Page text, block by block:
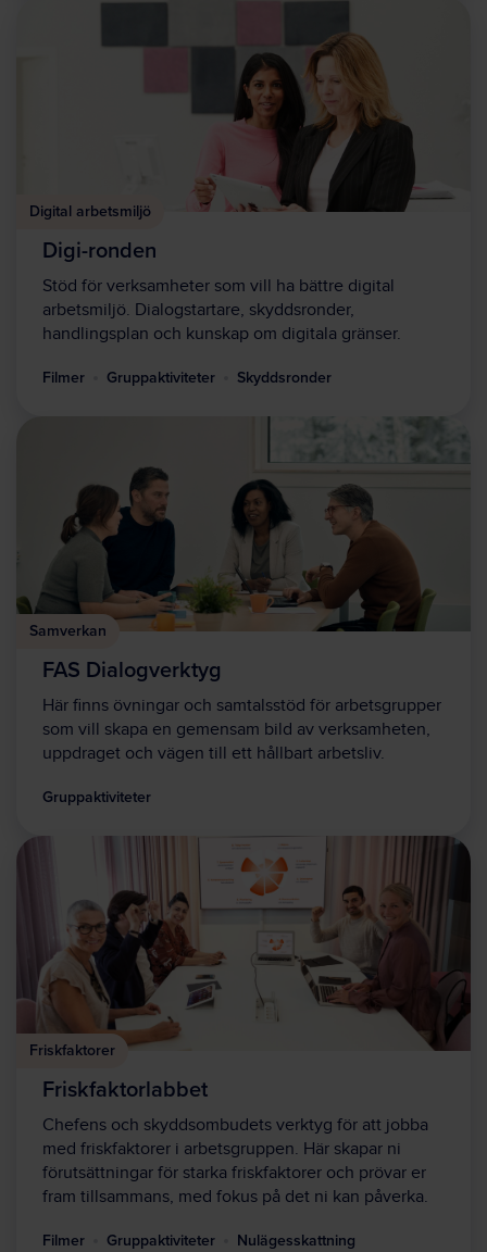
Digital arbetsmiljö
Digi-ronden
Stöd för verksamheter som vill ha bättre digital
arbetsmiljö. Dialogstartare, skyddsronder,
handlingsplan och kunskap om digitala gränser.
Filmer Gruppaktiviteter Skyddsronder
Samverkan
FAS Dialogverktyg
Här finns övningar och samtalsstöd för arbetsgrupper
som vill skapa en gemensam bild av verksamheten,
uppdraget och vägen till ett hållbart arbetsliv.
Gruppaktiviteter
Friskfaktorer
Friskfaktorlabbet
Chefens och skyddsombudets verktyg för att jobba
med friskfaktorer i arbetsgruppen. Här skapar ni
förutsättningar för starka friskfaktorer och prövar er
fram tillsammans, med fokus på det ni kan påverka.
Filmer Gruppaktiviteter Nulägesskattning